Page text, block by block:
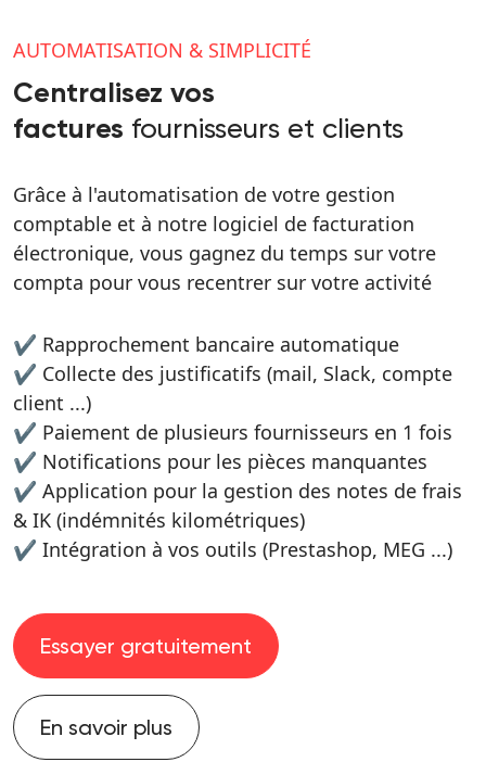
AUTOMATISATION & SIMPLICITÉ
Centralisez vos
factures fournisseurs et clients
Grâce à l'automatisation de votre gestion
comptable et à notre logiciel de facturation
électronique, vous gagnez du temps sur votre
compta pour vous recentrer sur votre activité
✔ Rapprochement bancaire automatique
✔ Collecte des justificatifs (mail, Slack, compte
client ...)
✔ Paiement de plusieurs fournisseurs en 1 fois
✔ Notifications pour les pièces manquantes
✔ Application pour la gestion des notes de frais
& IK (indémnités kilométriques)
✔ Intégration à vos outils (Prestashop, MEG ...)
Essayer gratuitement
En savoir plus